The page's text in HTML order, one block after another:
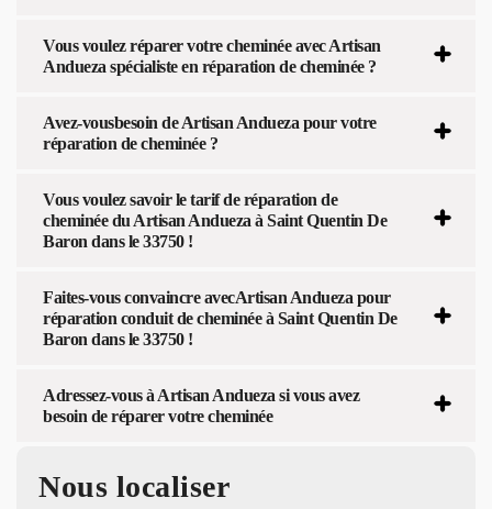
Vous voulez réparer votre cheminée avec Artisan
Andueza spécialiste en réparation de cheminée ?
Avez-vousbesoin de Artisan Andueza pour votre
réparation de cheminée ?
Vous voulez savoir le tarif de réparation de
cheminée du Artisan Andueza à Saint Quentin De
Baron dans le 33750 !
Faites-vous convaincre avecArtisan Andueza pour
réparation conduit de cheminée à Saint Quentin De
Baron dans le 33750 !
Adressez-vous à Artisan Andueza si vous avez
besoin de réparer votre cheminée
Nous localiser